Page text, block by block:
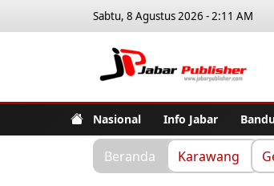
Sabtu, 8 Agustus 2026 - 2:11 AM
Nasional Info Jabar
Beranda Karawang